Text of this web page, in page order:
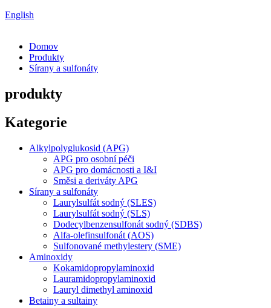
English
Domov
Produkty
Sírany a sulfonáty
produkty
Kategorie
Alkylpolyglukosid (APG)
APG pro osobní péči
APG pro domácnosti a I&I
Směsi a deriváty APG
Sírany a sulfonáty
Laurylsulfát sodný (SLES)
Laurylsulfát sodný (SLS)
Dodecylbenzensulfonát sodný (SDBS)
Alfa-olefinsulfonát (AOS)
Sulfonované methylestery (SME)
Aminoxidy
Kokamidopropylaminoxid
Lauramidopropylaminoxid
Lauryl dimethyl aminoxid
Betainy a sultainy